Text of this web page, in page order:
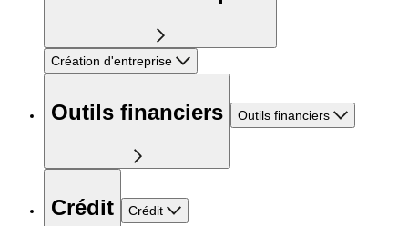
Création d'entreprise
Outils financiers Outils financiers
Crédit Crédit